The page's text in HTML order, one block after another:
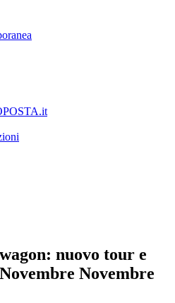
nuovo tour e
Novembre